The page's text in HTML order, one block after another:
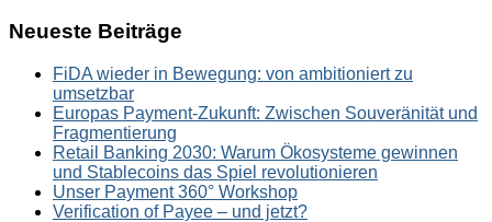
Neueste Beiträge
FiDA wieder in Bewegung: von ambitioniert zu
umsetzbar
Europas Payment-Zukunft: Zwischen Souveränität und
Fragmentierung
Retail Banking 2030: Warum Ökosysteme gewinnen
und Stablecoins das Spiel revolutionieren
Unser Payment 360° Workshop
Verification of Payee – und jetzt?